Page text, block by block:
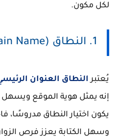
لكل مكون.
1. النطاق (Domain Name)
يُعتبر النطاق العنوان
إنه يمثل هوية الموقع ويسهل
يكون اختيار النطاق مدروسًا،
وسهل الكتابة يعزز فرص